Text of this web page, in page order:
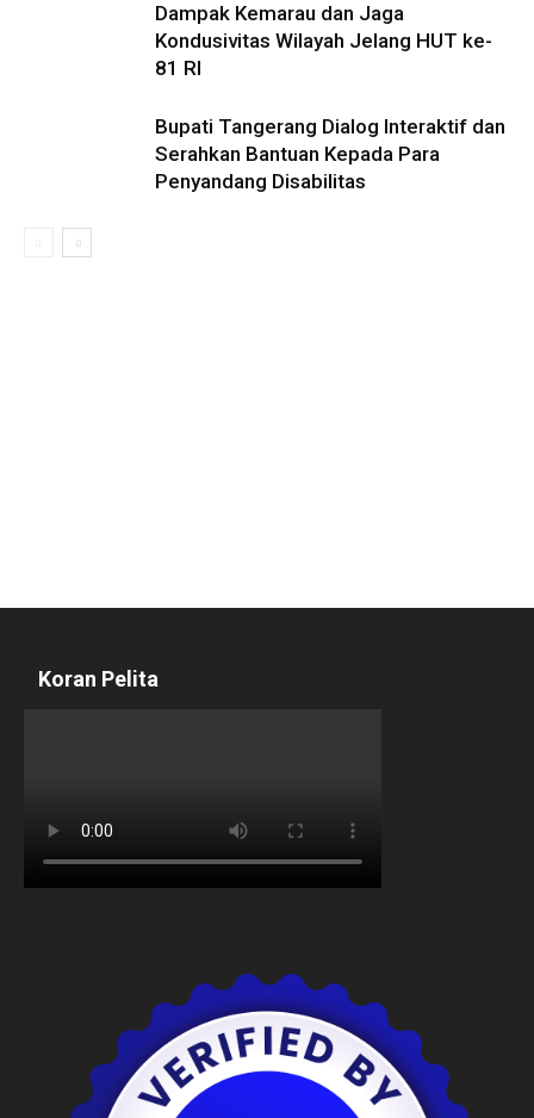
Dampak Kemarau dan Jaga
Kondusivitas Wilayah Jelang HUT ke-
81 RI
Bupati Tangerang Dialog Interaktif dan
Serahkan Bantuan Kepada Para
Penyandang Disabilitas
Koran Pelita